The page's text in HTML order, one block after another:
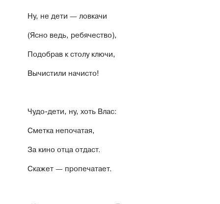
Ну, не дети — ловкачи
(Ясно ведь, ребячество),
Подобрав к столу ключи,
Вычистили начисто!
Чудо-дети, ну, хоть Влас:
Сметка непочатая,
За кино отца отдаст.
Скажет — пропечатает.